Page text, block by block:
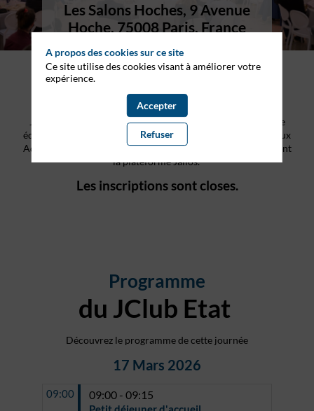
Les Salons Hoches, 9 Avenue
Hoche, 75008 Paris, France
Formulaire d'inscription
Jalios est heureux de vous inviter à participer à la troisième
édition du JClub Etat, une journée club utilisateurs dédiée aux
Administrations Centrales et Opérateurs de l'Etat qui utilisent
la plateforme Jalios.
Les inscriptions sont closes.
Programme
du JClub Etat
Découvrez le programme de cette journée
17 Mars 2026
09:00 09:00 - 09:15
A propos des cookies sur ce site
Ce site utilise des cookies visant à améliorer votre
expérience.
Accepter
Refuser